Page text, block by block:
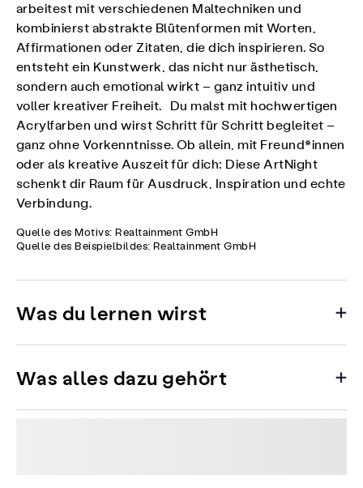
arbeitest mit verschiedenen Maltechniken und
kombinierst abstrakte Blütenformen mit Worten,
Affirmationen oder Zitaten, die dich inspirieren. So
entsteht ein Kunstwerk, das nicht nur ästhetisch,
sondern auch emotional wirkt – ganz intuitiv und
voller kreativer Freiheit. Du malst mit hochwertigen
Acrylfarben und wirst Schritt für Schritt begleitet –
ganz ohne Vorkenntnisse. Ob allein, mit Freund*innen
oder als kreative Auszeit für dich: Diese ArtNight
schenkt dir Raum für Ausdruck, Inspiration und echte
Verbindung.
Quelle des Motivs: Realtainment GmbH
Quelle des Beispielbildes: Realtainment GmbH
Was du lernen wirst
Was alles dazu gehört